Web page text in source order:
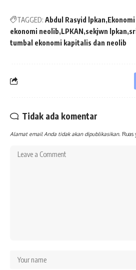
TAGGED: Abdul Rasyid lpkan
ekonomi neolib LPKAN sekjwn lpkan
tumbal ekonomi kapitalis dan neolib
Tidak ada komentar
Alamat email Anda tidak akan dipublikasikan.